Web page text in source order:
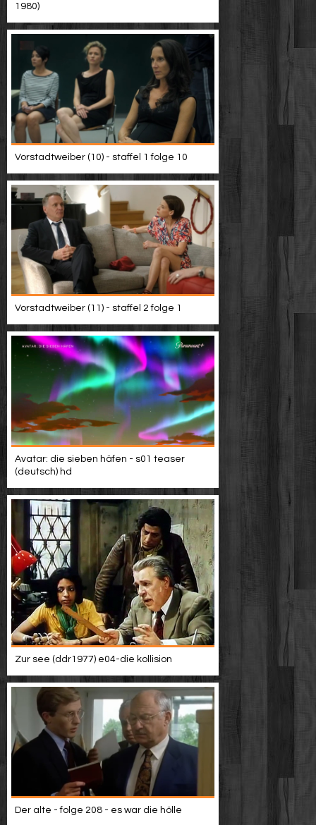
1980)
Vorstadtweiber (10) - staffel 1 folge 10
Vorstadtweiber (11) - staffel 2 folge 1
Avatar: die sieben häfen - s01 teaser
(deutsch) hd
Zur see (ddr1977) e04-die kollision
Der alte - folge 208 - es war die hölle